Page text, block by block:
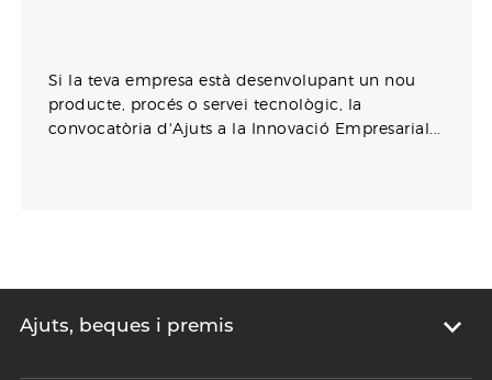
Si la teva empresa està desenvolupant un nou
producte, procés o servei tecnològic, la
convocatòria d'Ajuts a la Innovació Empresarial...
Ajuts, beques i premis